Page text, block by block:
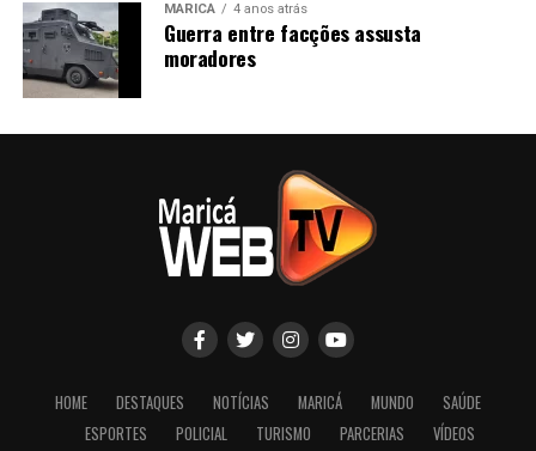
MARICÁ 4 anos atrás
Guerra entre facções assusta
moradores
HOME DESTAQUES NOTÍCIAS MARICÁ MUNDO
SAÚDE
ESPORTES
POLICIAL TURISMO PARCERIAS VÍDEOS